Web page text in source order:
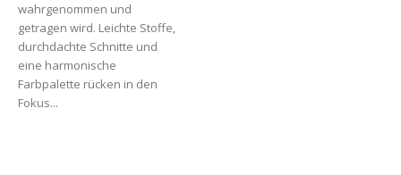
wahrgenommen und
getragen wird. Leichte Stoffe,
durchdachte Schnitte und
eine harmonische
Farbpalette rücken in den
Fokus...